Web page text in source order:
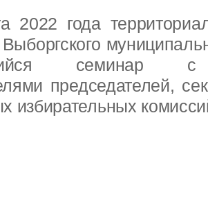
2022 года
семинар с
председателей,
избирательных